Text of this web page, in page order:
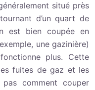
situé près
d’un quart de
est bien coupée en
une gazinière)
plus. Cette
fuites de gaz et les
comment couper